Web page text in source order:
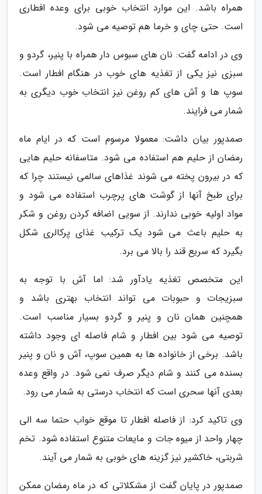
همراه باشد. این موارد انتخاب خوبی برای وعده افطاری
است. حتی چای و خرما هم توصیه می شود.
وی در ادامه گفت: نان های سبوس دار همراه با پنیر، گردو و
سبزی نیز یکی از تغذیه های خوب در هنگام افطار است.
سوپ ها و آش های کم روغن نیز انتخاب خوب دیگری به
شمار می فرایند.
صمدپور بیان داشت: معمولا مرسوم است که در ایام ماه
رمضان از حلیم هم استفاده می شود. متاسفانه حلیم هایی
که در بیرون پخته می شوند غذاهای سالمی نیستند چرا که
برای طبخ آنها از گوشت های پرچرب استفاده می شود و
مواد اولیه خوبی ندارند. از سویی اضافه کردن روغن و شکر
به حلیم باعث می شود یک ترکیب غذای پرکالری شکل
بگیرد که سریع قند را بالا می برد.
این متخصص تغذیه یادآور شد: اما آش با توجه به
سبزیجات و حبوبات می تواند انتخاب بهتری باشد و
همچنین همان نان و پنیر و گردو بسیار مناسب است.
توصیه می شود بین افطار و شام فاصله ای وجود داشته
باشد. برخی از خانواده ها به همین سوپ، آش و نان و پنیر
بسنده می کنند و شام دیگر صرف نمی شود. در واقع وعده
بعدی آنها سحری است که انتخاب درستی به شمار می رود.
وی تاکید کرد: از فاصله افطار تا موقع خواب حتما سه الی
چهار واحد از میوه جات و مایعات متنوع استفاده شود. تخم
شربتی، خاکشیر نیز گزینه های خوبی به شمار می آیند.
صمدپور در پایان گفت از مشکلاتی که در ماه رمضان ممکن